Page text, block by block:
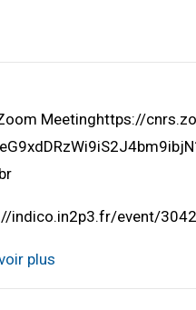
Meetinghttps://
indico.in2p3.fr/event/
plus